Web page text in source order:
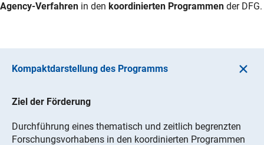
Agency-Verfahren in den koordinierten Programmen der DFG.
Kompaktdarstellung des Programms
Ziel der Förderung
Durchführung eines thematisch und zeitlich begrenzten
Forschungsvorhabens in den koordinierten Programmen